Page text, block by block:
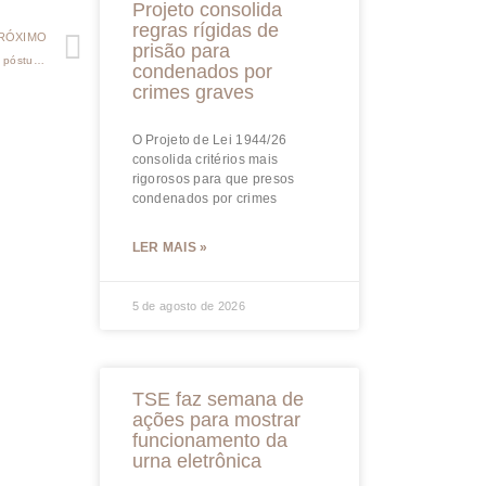
Morte da parte autora durante ação de divórcio não impede dissolução póstuma do casamento
Projeto consolida
regras rígidas de
prisão para
condenados por
crimes graves
O Projeto de Lei 1944/26
consolida critérios mais
rigorosos para que presos
condenados por crimes
LER MAIS »
5 de agosto de 2026
TSE faz semana de
ações para mostrar
funcionamento da
urna eletrônica